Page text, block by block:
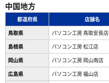
中国地方
都道府県 店舗名
鳥取県
パソコン工房 鳥取安長店
島根県
パソコン工房 松江店
岡山県
パソコン工房 岡山南店
広島県
パソコン工房 福山店